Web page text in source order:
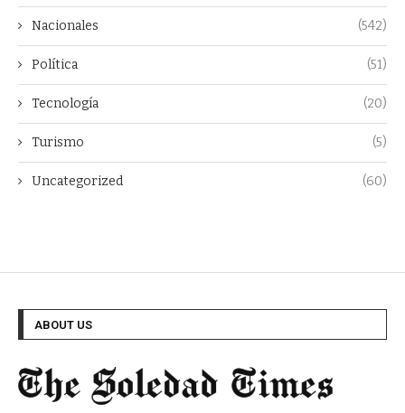
Nacionales (542)
Política (51)
Tecnología (20)
Turismo (5)
Uncategorized (60)
ABOUT US